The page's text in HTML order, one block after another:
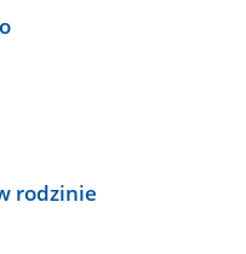
rodzinie